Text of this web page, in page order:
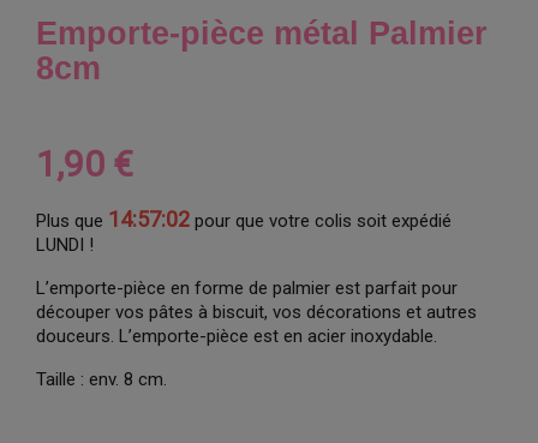
Emporte-pièce métal Palmier
8cm
1,90 €
Plus que 14:57:02 pour que votre colis soit expédié
LUNDI !
L’emporte-pièce en forme de palmier est parfait pour
découper vos pâtes à biscuit, vos décorations et autres
douceurs. L’emporte-pièce est en acier inoxydable.
Taille : env. 8 cm.